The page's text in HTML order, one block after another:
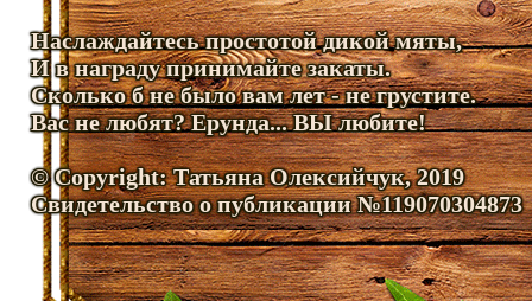
Наслаждайтесь простотой дикой мяты,
И в награду принимайте закаты.
Сколько б не было вам лет - не грустите.
Вас не любят? Ерунда... ВЫ любите!
© Copyright: Татьяна Олексийчук, 2019
Свидетельство о публикации №119070304873